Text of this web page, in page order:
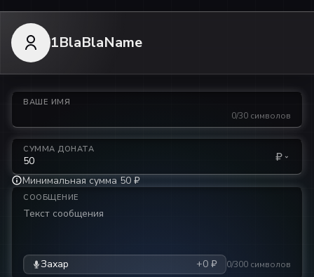
1BlaBlaName
ВАШЕ ИМЯ
0/30 символов
СУММА ДОНАТА ₽
Минимальная сумма 50 ₽
СООБЩЕНИЕ
Захар +0 ₽ 0/300 символов